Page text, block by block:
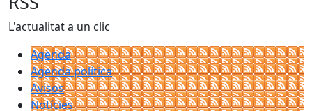
L'actualitat a un clic
Agenda
Agenda política
Avisos
Notícies